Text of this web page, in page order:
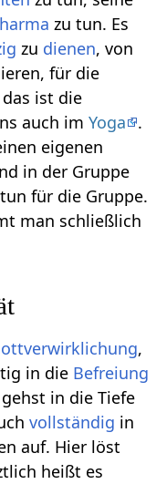
zu tun. Es
zu dienen, von
für die
ist die
auch imYoga
.
eigenen
in der Gruppe
für die Gruppe.
man schließlich
,
in die Befreiung
in die Tiefe
vollständig in
auf. Hier löst
heißt es